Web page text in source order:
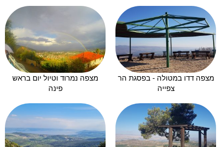
מצפה דדו במטולה - בפסגת הר
צפייה
מצפה נמרוד וטיול יום בראש
פינה